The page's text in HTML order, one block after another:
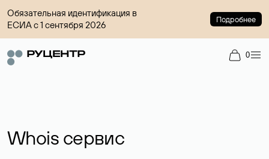
Обязательная идентификация в
ЕСИА с 1 сентября 2026
Подробнее
0
Whois сервис